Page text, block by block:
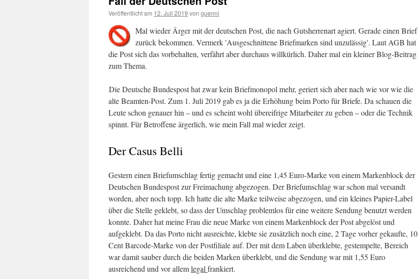
Veröffentlicht am 12. Juli 2019 von guenni
Mal wieder Ärger mit der deutschen Post, die nach Gutsherrenart agiert. Gerade einen Brief
zurück bekommen. Vermerk 'Ausgeschnittene Briefmarken sind unzulässig'. Laut AGB hat
die Post sich das vorbehalten, verfährt aber durchaus willkürlich. Daher mal ein kleiner Blog-Beitrag
zum Thema.
Die Deutsche Bundespost hat zwar kein Briefmonopol mehr, geriert sich aber nach wie vor wie die
alte Beamten-Post. Zum 1. Juli 2019 gab es ja die Erhöhung beim Porto für Briefe. Da schauen die
Leute schon genauer hin – und es scheint wohl übereifrige Mitarbeiter zu geben – oder die Technik
spinnt. Für Betroffene ärgerlich, wie mein Fall mal wieder zeigt.
Der Casus Belli
Gestern einen Briefumschlag fertig gemacht und eine 1,45 Euro-Marke von einem Markenblock der
Deutschen Bundespost zur Freimachung abgezogen. Der Briefumschlag war schon mal versandt
worden, aber noch topp. Ich hatte die alte Marke teilweise abgezogen, und ein kleines Papier-Label
über die Stelle geklebt, so dass der Umschlag problemlos für eine weitere Sendung benutzt werden
konnte. Daher hat meine Frau die neue Marke von einem Markenblock der Post abgelöst und
aufgeklebt. Da das Porto nicht ausreichte, klebte sie zusätzlich noch eine, 2 Tage vorher gekaufte, 10
Cent Barcode-Marke von der Postfiliale auf. Der mit dem Laben überklebte, gestempelte, Bereich
war damit sauber durch die beiden Marken überklebt, und die Sendung war mit 1,55 Euro
ausreichend und vor allemlegal frankiert.